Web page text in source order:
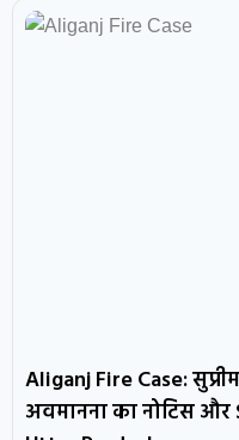
Aliganj Fire Case:
अवमानना का नोटिस और